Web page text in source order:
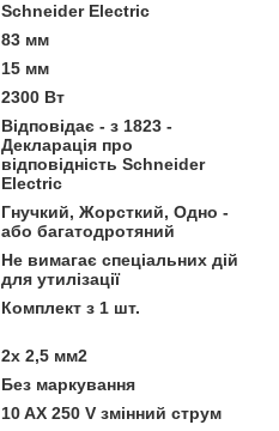
Schneider Electric
83 мм
15 мм
2300 Вт
Відповідає - з 1823 -
Декларація про
відповідність Schneider
Electric
Гнучкий, Жорсткий, Одно -
або багатодротяний
Не вимагає спеціальних дій
для утилізації
Комплект з 1 шт.
2x 2,5 мм2
Без маркування
10 AX 250 V змінний струм